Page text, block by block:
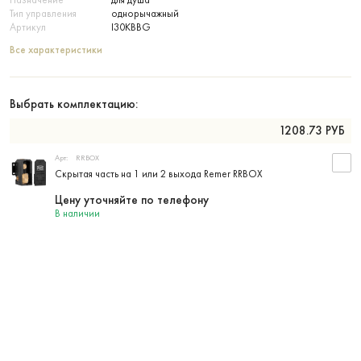
Тип управления
однорычажный
Артикул
I30KBBG
Все характеристики
Выбрать комплектацию:
1208.73 РУБ
Скрытая часть на 1 или 2 выхода Remer RRBOX
Арт: RRBOX
В наличии
Цену уточняйте по телефону